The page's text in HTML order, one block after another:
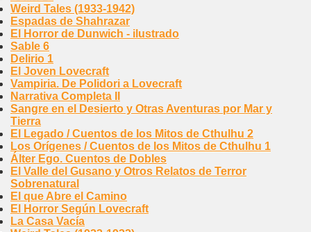
Weird Tales (1933-1942)
Espadas de Shahrazar
El Horror de Dunwich - ilustrado
Sable 6
Delirio 1
El Joven Lovecraft
Vampiria. De Polidori a Lovecraft
Narrativa Completa II
Sangre en el Desierto y Otras Aventuras por Mar y
Tierra
El Legado / Cuentos de los Mitos de Cthulhu 2
Los Orígenes / Cuentos de los Mitos de Cthulhu 1
Álter Ego. Cuentos de Dobles
El Valle del Gusano y Otros Relatos de Terror
Sobrenatural
El que Abre el Camino
El Horror Según Lovecraft
La Casa Vacía